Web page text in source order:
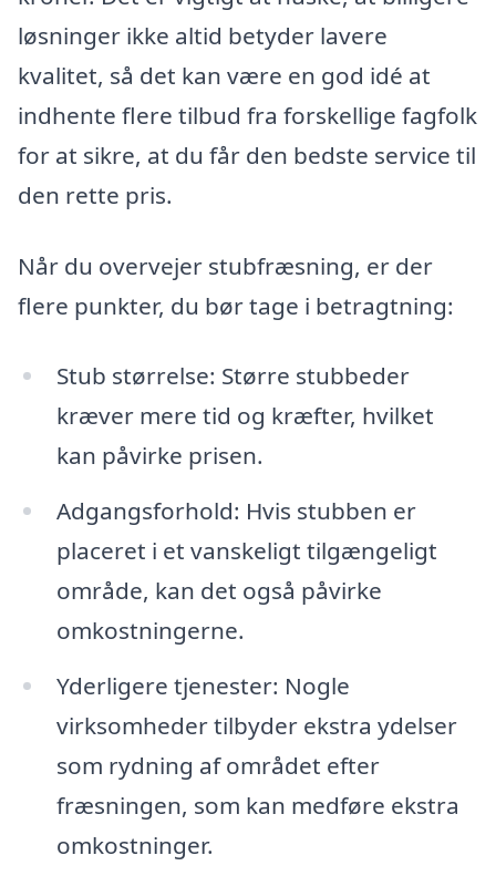
løsninger ikke altid betyder lavere
kvalitet, så det kan være en god idé at
indhente flere tilbud fra forskellige fagfolk
for at sikre, at du får den bedste service til
den rette pris.
Når du overvejer stubfræsning, er der
flere punkter, du bør tage i betragtning:
Stub størrelse: Større stubbeder
kræver mere tid og kræfter, hvilket
kan påvirke prisen.
Adgangsforhold: Hvis stubben er
placeret i et vanskeligt tilgængeligt
område, kan det også påvirke
omkostningerne.
Yderligere tjenester: Nogle
virksomheder tilbyder ekstra ydelser
som rydning af området efter
fræsningen, som kan medføre ekstra
omkostninger.